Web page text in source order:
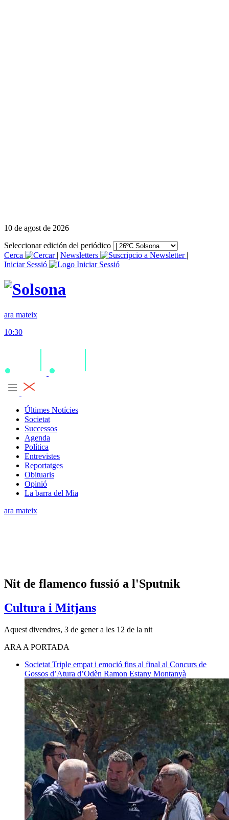
10 de agost de 2026
Seleccionar edición del periódico
Cerca
| Newsletters
|
Iniciar Sessió
ara mateix
10:30
Últimes Notícies
Societat
Successos
Agenda
Política
Entrevistes
Reportatges
Obituaris
Opinió
La barra del Mia
ara mateix
Nit de flamenco fussió a l'Sputnik
Cultura i Mitjans
Aquest divendres, 3 de gener a les 12 de la nit
ARA A PORTADA
Societat Triple empat i emoció fins al final al Concurs de
Gossos d’Atura d’Odèn Ramon Estany Montanyà